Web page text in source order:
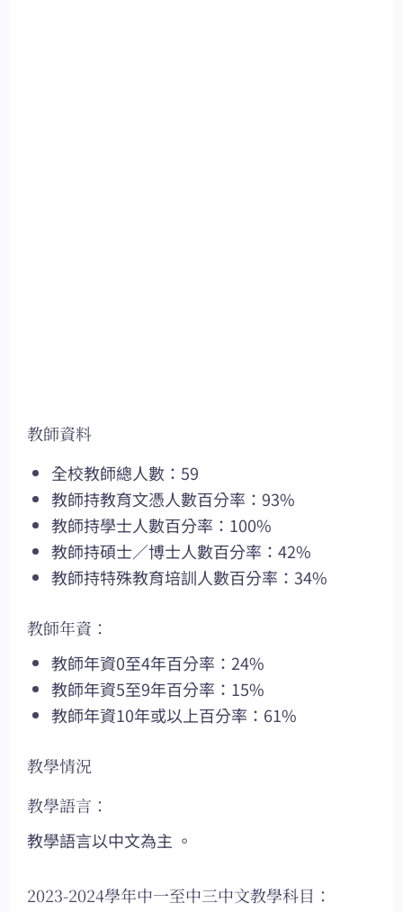
教師資料
全校教師總人數：59
教師持教育文憑人數百分率：93%
教師持學士人數百分率：100%
教師持碩士／博士人數百分率：42%
教師持特殊教育培訓人數百分率：34%
教師年資：
教師年資0至4年百分率：24%
教師年資5至9年百分率：15%
教師年資10年或以上百分率：61%
教學情況
教學語言：
教學語言以中文為主 。
2023-2024學年中一至中三中文教學科目：